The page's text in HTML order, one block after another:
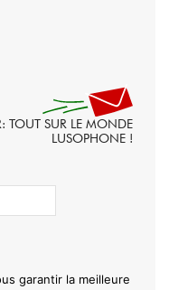
TOUT SUR LE MONDE
LUSOPHONE !
garantir la meilleure